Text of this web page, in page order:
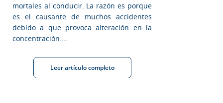
mortales al conducir. La razón es porque
es el causante de muchos accidentes
debido a que provoca alteración en la
concentración....
Leer artículo completo